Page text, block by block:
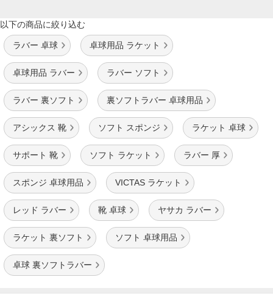
以下の商品に絞り込む
ラバー 卓球 卓球用品 ラケット
卓球用品 ラバー ラバー ソフト
ラバー 裏ソフト 裏ソフトラバー 卓球用品
アシックス 靴 ソフト スポンジ ラケット 卓球
サポート 靴 ソフト ラケット ラバー 厚
スポンジ 卓球用品 VICTAS ラケット
レッド ラバー 靴 卓球 ヤサカ ラバー
ラケット 裏ソフト ソフト 卓球用品
卓球 裏ソフトラバー